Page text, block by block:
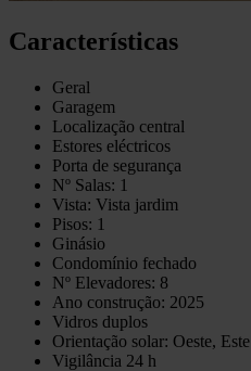
Características
Geral
Garagem
Localização central
Estores eléctricos
Porta de segurança
Nº Salas: 1
Vista: Vista jardim
Pisos: 1
Ginásio
Condomínio fechado
Nº Elevadores: 8
Ano construção: 2025
Vidros duplos
Orientação solar: Oeste, Este
Vigilância 24 h